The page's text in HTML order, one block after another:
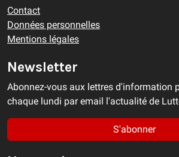
Contact
Données personnelles
Mentions légales
Newsletter
Abonnez-vous aux lettres d'information
chaque lundi par email l'actualité de
S'abonner